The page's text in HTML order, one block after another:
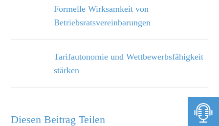
Formelle Wirksamkeit von
Betriebsratsvereinbarungen
Tarifautonomie und Wettbewerbsfähigkeit
stärken
Diesen Beitrag Teilen